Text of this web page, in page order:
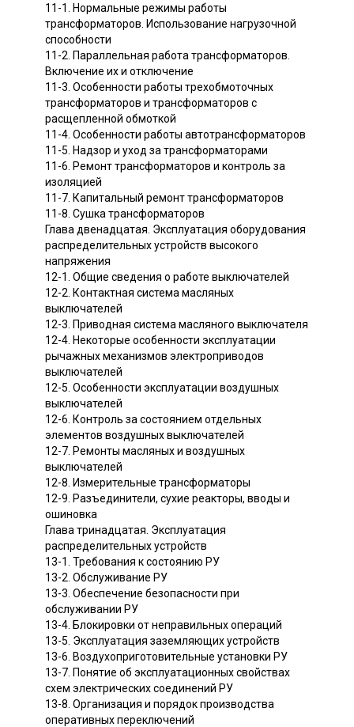
11-1. Нормальные режимы работы
трансформаторов. Использование нагрузочной
способности
11-2. Параллельная работа трансформаторов.
Включение их и отключение
11-3. Особенности работы трехобмоточных
трансформаторов и трансформаторов с
расщепленной обмоткой
11-4. Особенности работы автотрансформаторов
11-5. Надзор и уход за трансформаторами
11-6. Ремонт трансформаторов и контроль за
изоляцией
11-7. Капитальный ремонт трансформаторов
11-8. Сушка трансформаторов
Глава двенадцатая. Эксплуатация оборудования
распределительных устройств высокого
напряжения
12-1. Общие сведения о работе выключателей
12-2. Контактная система масляных
выключателей
12-3. Приводная система масляного выключателя
12-4. Некоторые особенности эксплуатации
рычажных механизмов электроприводов
выключателей
12-5. Особенности эксплуатации воздушных
выключателей
12-6. Контроль за состоянием отдельных
элементов воздушных выключателей
12-7. Ремонты масляных и воздушных
выключателей
12-8. Измерительные трансформаторы
12-9. Разъединители, сухие реакторы, вводы и
ошиновка
Глава тринадцатая. Эксплуатация
распределительных устройств
13-1. Требования к состоянию РУ
13-2. Обслуживание РУ
13-3. Обеспечение безопасности при
обслуживании РУ
13-4. Блокировки от неправильных операций
13-5. Эксплуатация заземляющих устройств
13-6. Воздухоприготовительные установки РУ
13-7. Понятие об эксплуатационных свойствах
схем электрических соединений РУ
13-8. Организация и порядок производства
оперативных переключений